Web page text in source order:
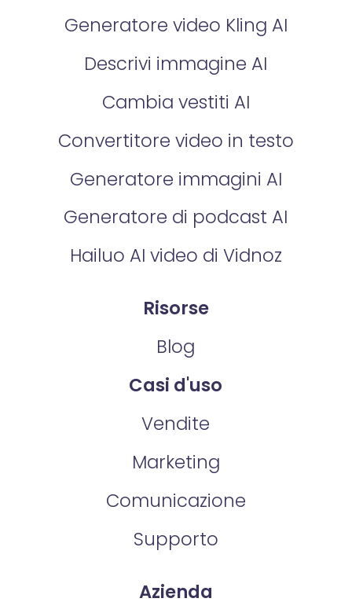
Generatore video Kling AI
Descrivi immagine AI
Cambia vestiti AI
Convertitore video in testo
Generatore immagini AI
Generatore di podcast AI
Hailuo AI video di Vidnoz
Risorse
Blog
Casi d'uso
Vendite
Marketing
Comunicazione
Supporto
Azienda